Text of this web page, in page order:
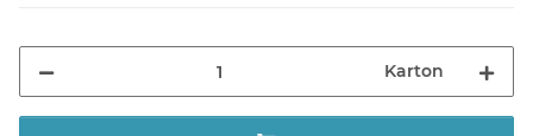
Karton